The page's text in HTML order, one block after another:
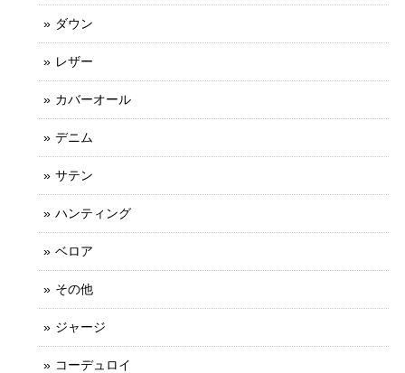
ダウン
レザー
カバーオール
デニム
サテン
ハンティング
ベロア
その他
ジャージ
コーデュロイ